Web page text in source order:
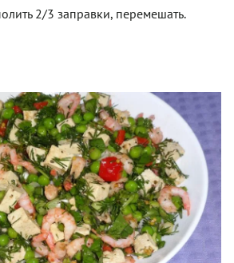
2/3 заправки, перемешать.